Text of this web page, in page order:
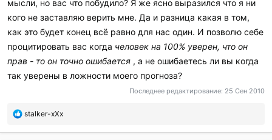
точно ошибается. Это жизнь и не мы в ней решаем, есть силы
повыше нашего разума и воли.
Постарайтесь наступить на горло собственной гордыне, оно
полезно бывает.
мысли, но вас что побудило? Я же ясно выразился что я ни
кого не заставляю верить мне. Да и разница какая в том,
как это будет конец всё равно для нас один. И позволю себе
процитировать вас когда человек на 100% уверен, что он
прав - то он точно ошибается , а не ошибаетесь ли вы когда
так уверены в ложности моего прогноза?
Последнее редактирование: 25 Сен 2010
П
б
stalker-xXx